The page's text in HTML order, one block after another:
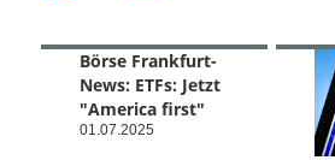
Börse Frankfurt-
News: ETFs: Jetzt
"America first"
01.07.2025